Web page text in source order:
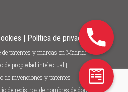
| Política de privacidad
de patentes y marcas en Madrid:
de propiedad intelectual |
de invenciones y patentes
de registros de nombres de dominio